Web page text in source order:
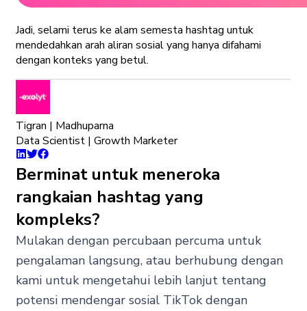
Jadi, selami terus ke alam semesta hashtag untuk
mendedahkan arah aliran sosial yang hanya difahami
dengan konteks yang betul.
Tigran | Madhuparna
Data Scientist | Growth Marketer
Berminat untuk meneroka
rangkaian hashtag yang
kompleks?
Mulakan dengan percubaan percuma untuk
pengalaman langsung, atau berhubung dengan
kami untuk mengetahui lebih lanjut tentang
potensi mendengar sosial TikTok dengan